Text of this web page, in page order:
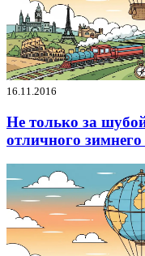
16.11.2016
Не только за
отличного